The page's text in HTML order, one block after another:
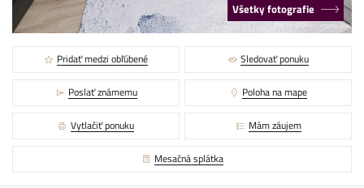
Všetky fotografie
Pridať medzi obľúbené Sledovať ponuku
Poslať známemu Poloha na mape
Vytlačiť ponuku Mám záujem
Mesačná splátka